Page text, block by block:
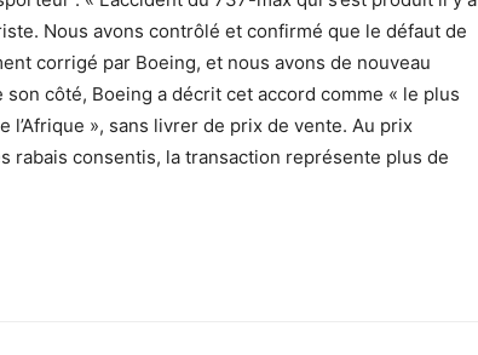
Nous avons contrôlé et confirmé que le défaut de
corrigé par Boeing, et nous avons de nouveau
côté, Boeing a décrit cet accord comme « le plus
l’Afrique », sans livrer de prix de vente. Au prix
rabais consentis, la transaction représente plus de